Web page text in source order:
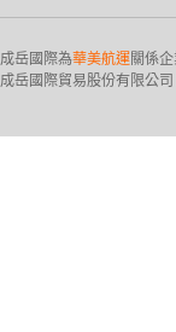
成岳國際為華美航運關係
成岳國際貿易股份有限公司